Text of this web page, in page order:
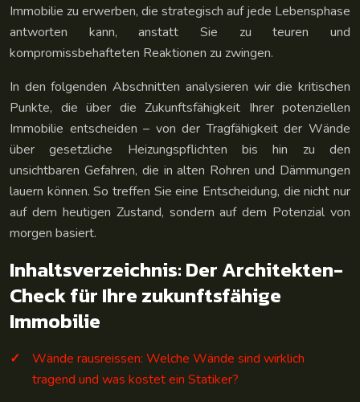
Immobilie zu erwerben, die strategisch auf jede Lebensphase
antworten kann, anstatt Sie zu teuren und
kompromissbehafteten Reaktionen zu zwingen.
In den folgenden Abschnitten analysieren wir die kritischen
Punkte, die über die Zukunftsfähigkeit Ihrer potenziellen
Immobilie entscheiden – von der Tragfähigkeit der Wände
über gesetzliche Heizungspflichten bis hin zu den
unsichtbaren Gefahren, die in alten Rohren und Dämmungen
lauern können. So treffen Sie eine Entscheidung, die nicht nur
auf dem heutigen Zustand, sondern auf dem Potenzial von
morgen basiert.
Inhaltsverzeichnis: Der Architekten-
Check für Ihre zukunftsfähige
Immobilie
Wände rausreissen: Welche Wände sind wirklich
tragend und was kostet ein Statiker?